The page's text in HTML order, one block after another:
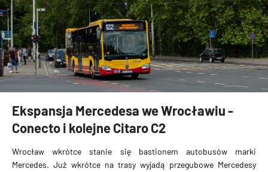
Ekspansja Mercedesa we Wrocławiu -
Conecto i kolejne Citaro C2
Wrocław wkrótce stanie się bastionem autobusów marki
Mercedes. Już wkrótce na trasy wyjadą przegubowe Mercedesy